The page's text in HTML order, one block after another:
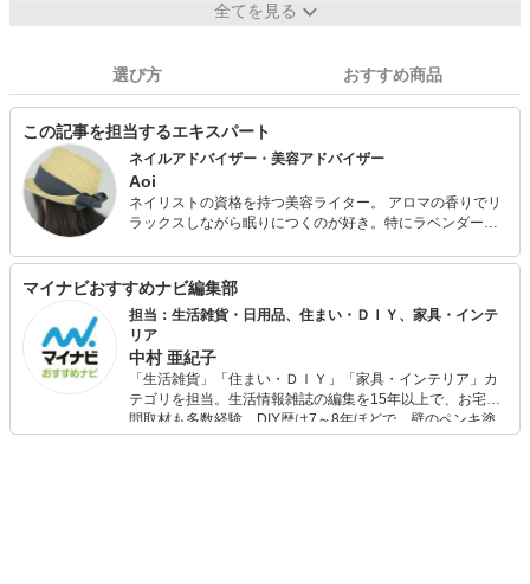
全てを見る
選び方 おすすめ商品
この記事を担当するエキスパート
ネイルアドバイザー・美容アドバイザー
Aoi
ネイリストの資格を持つ美容ライター。 アロマの香りでリ
ラックスしながら眠りにつくのが好き。特にラベンダーの
注目している。
マイナビおすすめナビ編集部
担当：生活雑貨・日用品、住まい・ＤＩＹ、家具・インテ
リア
中村 亜紀子
「生活雑貨」「住まい・ＤＩＹ」「家具・インテリア」カ
テゴリを担当。生活情報雑誌の編集を15年以上で、お宅訪
問取材も多数経験。DIY歴は7～8年ほどで、壁のペンキ塗
りや壁紙チェンジなどもチャレンジ済み。初心者でもモノ